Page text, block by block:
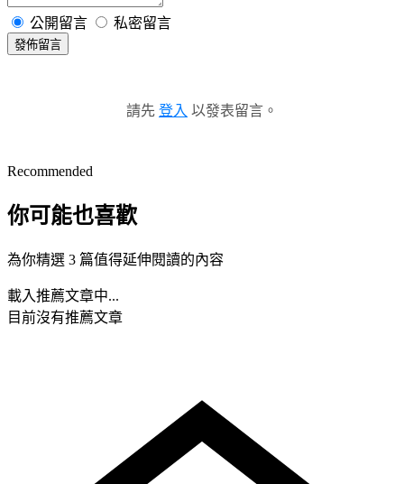
公開留言 私密留言
發佈留言
請先 登入 以發表留言。
Recommended
你可能也喜歡
為你精選 3 篇值得延伸閱讀的內容
載入推薦文章中...
目前沒有推薦文章